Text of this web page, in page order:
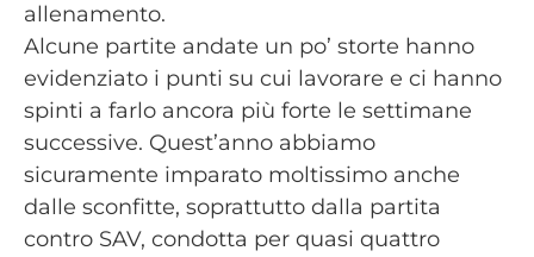
allenamento.
Alcune partite andate un po’ storte hanno
evidenziato i punti su cui lavorare e ci hanno
spinti a farlo ancora più forte le settimane
successive. Quest’anno abbiamo
sicuramente imparato moltissimo anche
dalle sconfitte, soprattutto dalla partita
contro SAV, condotta per quasi quattro